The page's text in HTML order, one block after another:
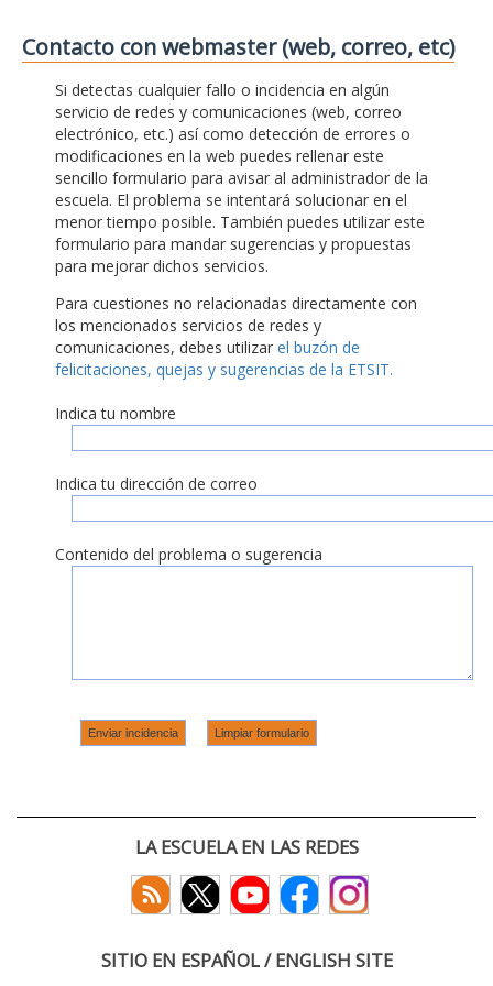
Contacto con webmaster (web, correo, etc)
Si detectas cualquier fallo o incidencia en algún
servicio de redes y comunicaciones (web, correo
electrónico, etc.) así como detección de errores o
modificaciones en la web puedes rellenar este
sencillo formulario para avisar al administrador de la
escuela. El problema se intentará solucionar en el
menor tiempo posible. También puedes utilizar este
formulario para mandar sugerencias y propuestas
para mejorar dichos servicios.
Para cuestiones no relacionadas directamente con
los mencionados servicios de redes y
comunicaciones, debes utilizar el buzón de
felicitaciones, quejas y sugerencias de la ETSIT.
Indica tu nombre
Indica tu dirección de correo
Contenido del problema o sugerencia
LA ESCUELA EN LAS REDES
SITIO EN ESPAÑOL / ENGLISH SITE